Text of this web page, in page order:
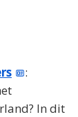
:
In dit